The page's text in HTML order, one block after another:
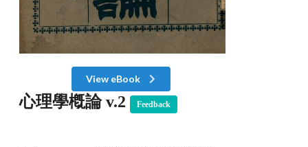
View eBook
心理學槪論 v.2 Feedback